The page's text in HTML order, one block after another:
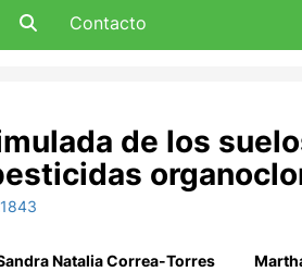
Contacto
de los
Natalia Correa-Torres